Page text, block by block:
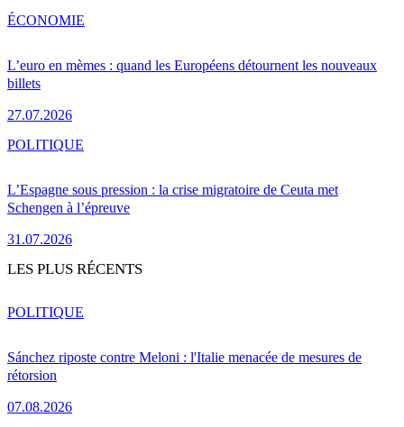
L’euro en mèmes : quand les Européens détournent les nouveaux
billets
27.07.2026
ÉCONOMIE
L’Espagne sous pression : la crise migratoire de Ceuta met
Schengen à l’épreuve
31.07.2026
POLITIQUE
LES PLUS RÉCENTS
Sánchez riposte contre Meloni : l'Italie menacée de mesures de
rétorsion
07.08.2026
POLITIQUE